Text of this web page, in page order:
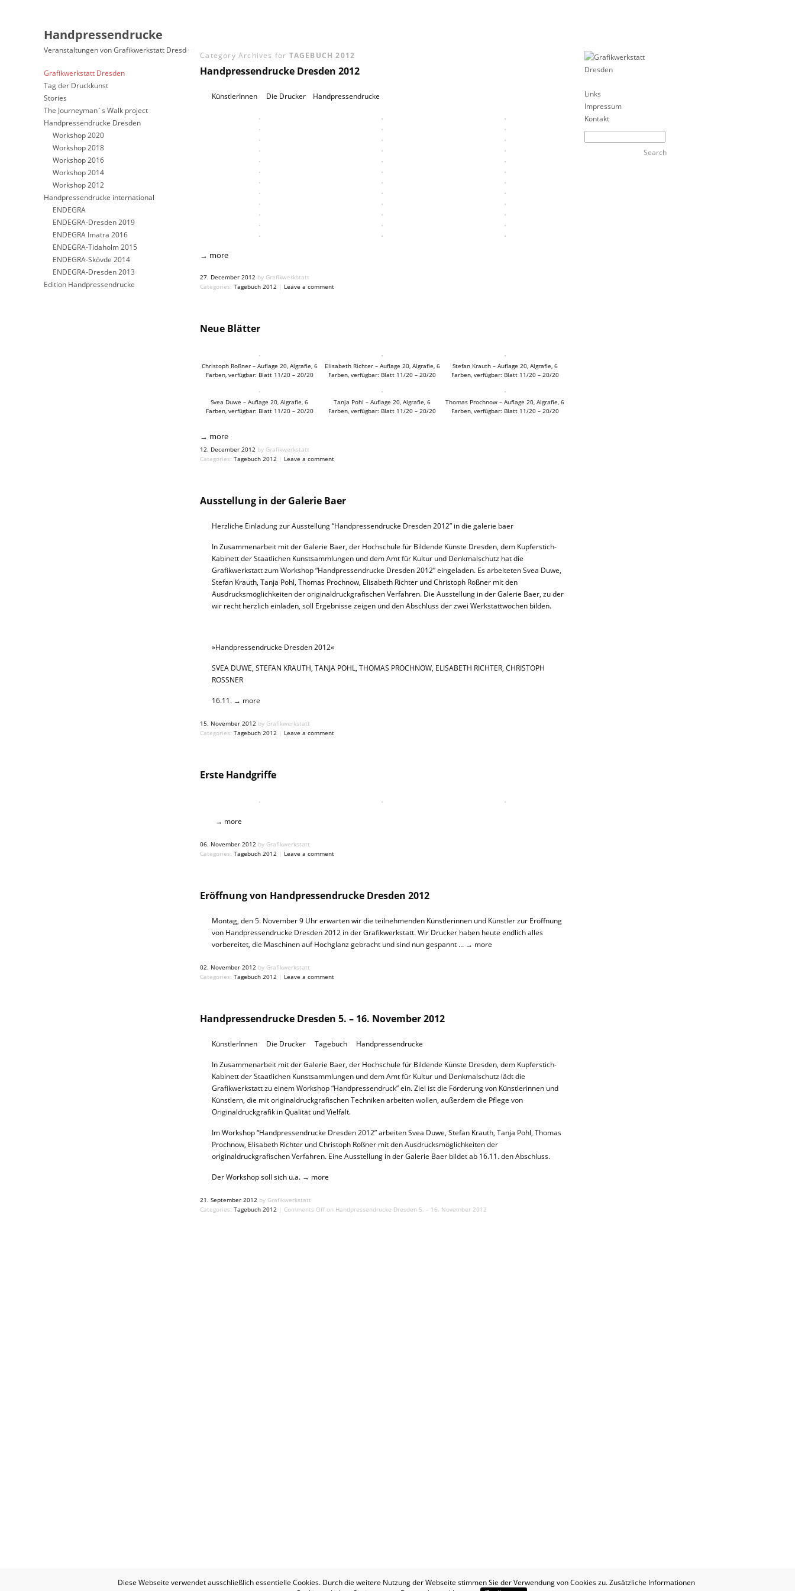
Handpressendrucke
Veranstaltungen von Grafikwerkstatt Dresden
Grafikwerkstatt Dresden
Tag der Druckkunst
Stories
The Journeyman´s Walk project
Handpressendrucke Dresden
Workshop 2020
Workshop 2018
Workshop 2016
Workshop 2014
Workshop 2012
Handpressendrucke international
ENDEGRA
ENDEGRA-Dresden 2019
ENDEGRA Imatra 2016
ENDEGRA-Tidaholm 2015
ENDEGRA-Skövde 2014
ENDEGRA-Dresden 2013
Edition Handpressendrucke
Category Archives for TAGEBUCH 2012
Handpressendrucke Dresden 2012
KünstlerInnen Die Drucker Handpressendrucke
→ more
27. December 2012 by Grafikwerkstatt
Categories:Tagebuch 2012 | Leave a comment
Neue Blätter
Christoph Roßner – Auflage 20, Algrafie, 6
Farben, verfügbar: Blatt 11/20 – 20/20
Elisabeth Richter – Auflage 20, Algrafie, 6
Farben, verfügbar: Blatt 11/20 – 20/20
Stefan Krauth – Auflage 20, Algrafie, 6
Farben, verfügbar: Blatt 11/20 – 20/20
Svea Duwe – Auflage 20, Algrafie, 6
Farben, verfügbar: Blatt 11/20 – 20/20
Tanja Pohl – Auflage 20, Algrafie, 6
Farben, verfügbar: Blatt 11/20 – 20/20
Thomas Prochnow – Auflage 20, Algrafie, 6
Farben, verfügbar: Blatt 11/20 – 20/20
→ more
12. December 2012 by Grafikwerkstatt
Categories:Tagebuch 2012 | Leave a comment
Ausstellung in der Galerie Baer
Herzliche Einladung zur Ausstellung “Handpressendrucke Dresden 2012” in die galerie baer
In Zusammenarbeit mit der Galerie Baer, der Hochschule für Bildende Künste Dresden, dem Kupferstich-
Kabinett der Staatlichen Kunstsammlungen und dem Amt für Kultur und Denkmalschutz hat die
Grafikwerkstatt zum Workshop “Handpressendrucke Dresden 2012” eingeladen. Es arbeiteten Svea Duwe,
Stefan Krauth, Tanja Pohl, Thomas Prochnow, Elisabeth Richter und Christoph Roßner mit den
Ausdrucksmöglichkeiten der originaldruckgrafischen Verfahren. Die Ausstellung in der Galerie Baer, zu der
wir recht herzlich einladen, soll Ergebnisse zeigen und den Abschluss der zwei Werkstattwochen bilden.
»Handpressendrucke Dresden 2012«
SVEA DUWE, STEFAN KRAUTH, TANJA POHL, THOMAS PROCHNOW, ELISABETH RICHTER, CHRISTOPH
ROSSNER
16.11. → more
15. November 2012 by Grafikwerkstatt
Categories:Tagebuch 2012 | Leave a comment
Erste Handgriffe
→ more
06. November 2012 by Grafikwerkstatt
Categories:Tagebuch 2012 | Leave a comment
Eröffnung von Handpressendrucke Dresden 2012
Montag, den 5. November 9 Uhr erwarten wir die teilnehmenden Künstlerinnen und Künstler zur Eröffnung
von Handpressendrucke Dresden 2012 in der Grafikwerkstatt. Wir Drucker haben heute endlich alles
vorbereitet, die Maschinen auf Hochglanz gebracht und sind nun gespannt … → more
02. November 2012 by Grafikwerkstatt
Categories:Tagebuch 2012 | Leave a comment
Handpressendrucke Dresden 5. – 16. November 2012
KünstlerInnen Die Drucker Tagebuch Handpressendrucke
In Zusammenarbeit mit derGalerie Baer, der Hochschule für Bildende Künste Dresden, dem Kupferstich-
Kabinett der Staatlichen Kunstsammlungen und dem Amt für Kultur und Denkmalschutz lädt die
Grafikwerkstatt zu einem Workshop “Handpressendruck” ein. Ziel ist die Förderung von Künstlerinnen und
Künstlern, die mit originaldruckgrafischen Techniken arbeiten wollen, außerdem die Pflege von
Originaldruckgrafik in Qualität und Vielfalt.
Im Workshop “Handpressendrucke Dresden 2012” arbeiten Svea Duwe, Stefan Krauth, Tanja Pohl, Thomas
Prochnow, Elisabeth Richter und Christoph Roßner mit den Ausdrucksmöglichkeiten der
originaldruckgrafischen Verfahren. Eine Ausstellung in der Galerie Baer bildet ab 16.11. den Abschluss.
Der Workshop soll sich u.a. → more
21. September 2012 by Grafikwerkstatt
Categories:Tagebuch 2012 |Comments Off on Handpressendrucke Dresden 5. – 16. November 2012
Links
Impressum
Kontakt
Diese Webseite verwendet ausschließlich essentielle Cookies. Durch die weitere Nutzung der Webseite stimmen Sie der Verwendung von Cookies zu. Zusätzliche Informationen